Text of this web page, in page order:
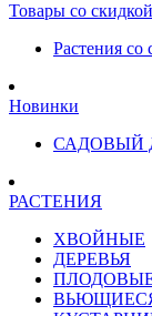
Товары со
Растения со
Новинки
САДОВЫЙ
РАСТЕНИЯ
ХВОЙНЫЕ
ДЕРЕВЬЯ